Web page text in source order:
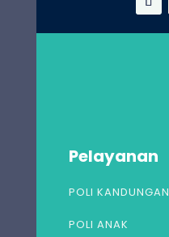
Pelayanan
POLI KANDUNGAN
POLI ANAK